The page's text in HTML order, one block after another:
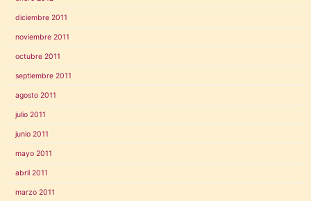
diciembre 2011
noviembre 2011
octubre 2011
septiembre 2011
agosto 2011
julio 2011
junio 2011
mayo 2011
abril 2011
marzo 2011